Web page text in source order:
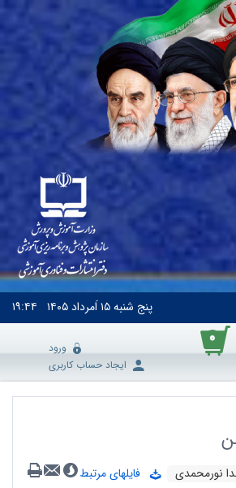
پنج شنبه۱۵ اَمرداد ۱۴۰۵ ۱۹:۴۴
۰
ورود
ایجاد حساب کاربری
نورمحمدی
فایلهای مرتبط